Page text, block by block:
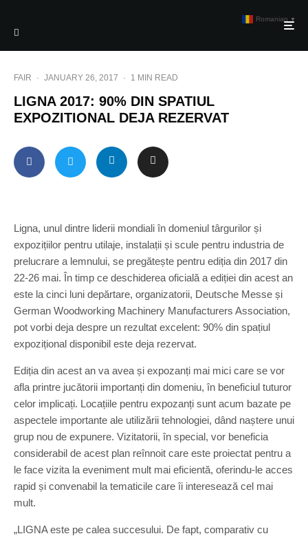
FAIR · JANUARY 26, 2017 · 1 MIN READ
LIGNA 2017: 90% DIN SPATIUL
EXPOZITIONAL DEJA REZERVAT
Ligna, unul dintre liderii mondiali în domeniul târgurilor și
expozițiilor pentru utilaje, instalații și scule pentru industria de
prelucrare a lemnului, se pregătește pentru ediția din 2017 din
22-26 mai. În timp ce deschiderea oficială a ediției din acest an
este la cinci luni depărtare, organizatorii, Deutsche Messe și
German Woodworking Machinery Manufacturers Association,
pot vorbi deja despre un rezultat excelent: 90% din spațiul
expozițional disponibil este deja rezervat.
Ediția din acest an va avea și expozanți mai mici care se vor
afla printre jucătorii importanți din domeniu, în beneficiul tuturor
celor implicați. Locațiile pentru expozanți sunt acum bazate pe
aspectele importante ale utilizării tehnologiei, dând naștere unui
grup nou de expunere. Vizitatorii, în special, vor beneficia
considerabil de acest plan reînnoit care este proiectat pentru a
le face vizita la eveniment mult mai eficientă, oferindu-le acces
rapid și convenabil la tematicile care îi interesează cel mai
mult.
„LIGNA este pe calea succesului. De fapt, comparativ cu
Romanian ▼